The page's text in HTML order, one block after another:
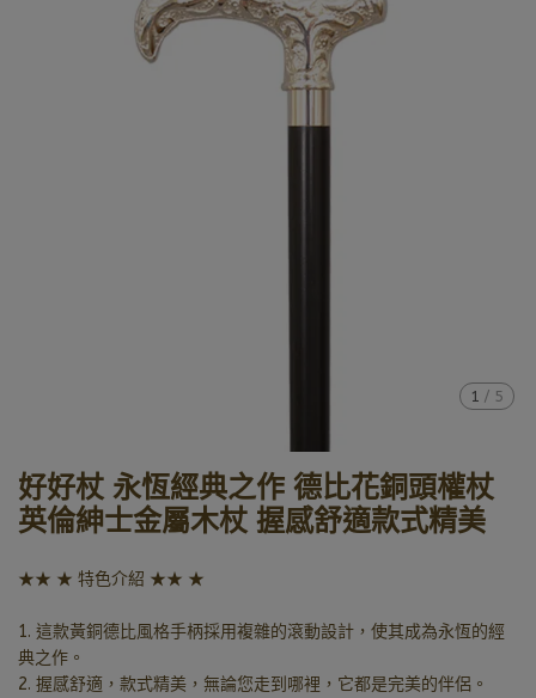
1 / 5
好好杖 永恆經典之作 德比花銅頭權杖
英倫紳士金屬木杖 握感舒適款式精美
★★ ★ 特色介紹 ★★ ★
1. 這款黃銅德比風格手柄採用複雜的滾動設計，使其成為永恆的經
典之作。
2. 握感舒適，款式精美，無論您走到哪裡，它都是完美的伴侶。